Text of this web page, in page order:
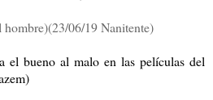
hombre)(23/06/19 Nanitente)
el bueno al malo en las películas del